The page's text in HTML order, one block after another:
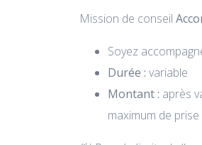
Mission de conseil
Soyez
Durée : variable
Montant : après
maximum de